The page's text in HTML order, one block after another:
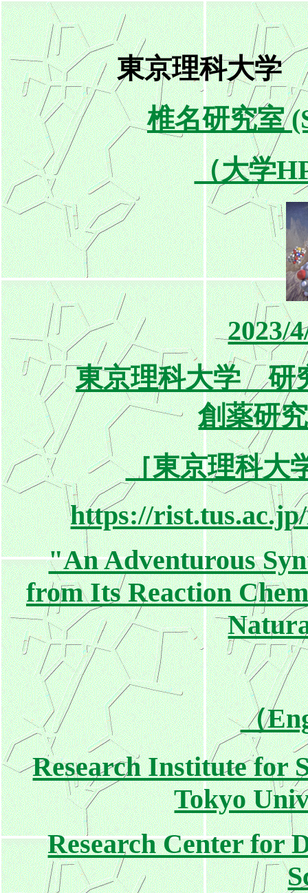
東京理科大
椎名研究室
（大学
2023/
東京理科大学 研
創薬研
［東京理科
https://
"An Adventurous
from Its Reaction
（
Research Institute for
Tokyo
Research Center for